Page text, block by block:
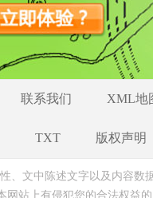
联系我们 XML地
TXT 版权声明
、文中陈述文字以及内容数
网站上有侵犯您的合法权益